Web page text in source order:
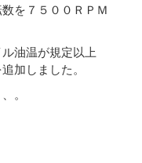
を７５００ＲＰＭ
油温が規定以上
加しました。
。